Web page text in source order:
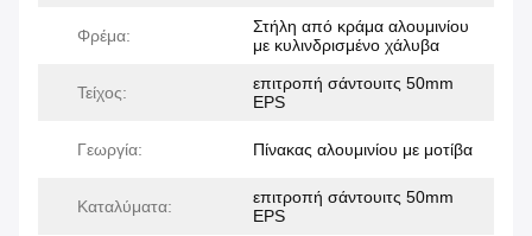
Φρέμα:
Στήλη από κράμα αλουμινίου
με κυλινδρισμένο χάλυβα
Τείχος:
επιτροπή σάντουιτς 50mm
EPS
Γεωργία: Πίνακας αλουμινίου με μοτίβα
Καταλύματα:
επιτροπή σάντουιτς 50mm
EPS